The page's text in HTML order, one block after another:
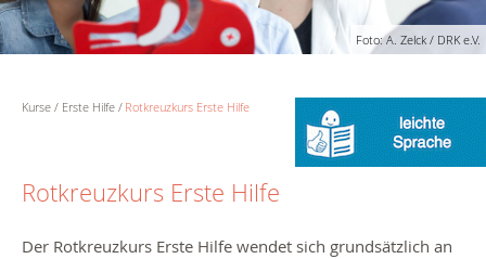
Foto: A. Zelck / DRK e.V.
Kurse Erste Hilfe Rotkreuzkurs Erste Hilfe
Rotkreuzkurs Erste Hilfe
Der Rotkreuzkurs Erste Hilfe wendet sich grundsätzlich an